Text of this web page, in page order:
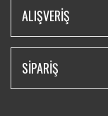
ALIŞVERİŞ
SİPARİŞ